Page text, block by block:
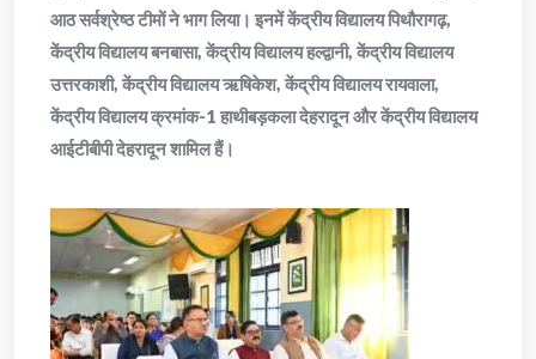
आठ सर्वश्रेष्ठ टीमों ने भाग लिया। इनमें केंद्रीय विद्यालय पिथौरागढ़,
केंद्रीय विद्यालय बनबासा, केंद्रीय विद्यालय हल्द्वानी, केंद्रीय विद्यालय
उत्तरकाशी, केंद्रीय विद्यालय ऋषिकेश, केंद्रीय विद्यालय रायवाला,
केंद्रीय विद्यालय क्रमांक-1 हाथीबड़कला देहरादून और केंद्रीय विद्यालय
आईटीबीपी देहरादून शामिल हैं।